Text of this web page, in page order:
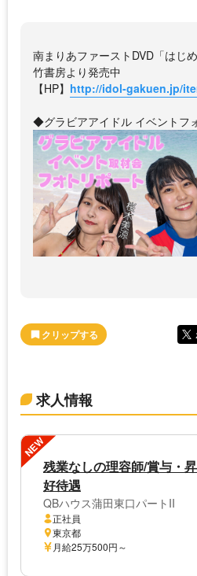
南まりあファーストDVD「はじ
竹書房より発売中
【HP】 http://idol-gakuen.jp/
◆グラビアアイドル イベントフ
求人情報
NEW
残業なしの理容師/賞与・
好待遇
QBハウス蒲田東口パートII
正社員
東京都
月給25万500円～